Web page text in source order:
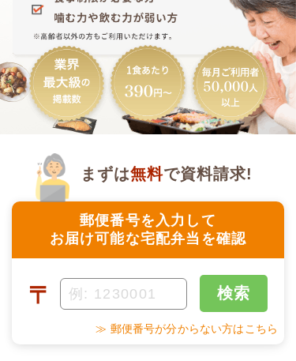
郵便番号を入力して
お届け可能な宅配弁当を確認
まずは無料で資料請求!
〒 検索
≫ 郵便番号が分からない方はこちら